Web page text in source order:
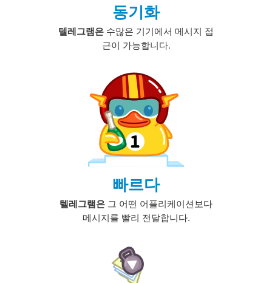
동기화
텔레그램은 수많은 기기에서 메시지 접
근이 가능합니다.
빠르다
텔레그램은 그 어떤 어플리케이션보다
메시지를 빨리 전달합니다.